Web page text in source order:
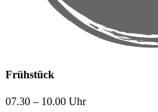
Frühstück
07.30 – 10.00 Uhr